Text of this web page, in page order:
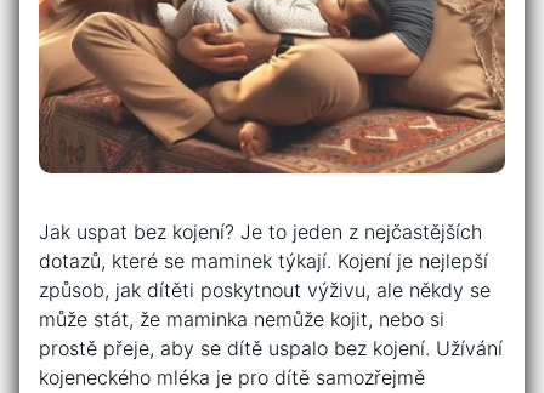
Jak uspat bez kojení? Je to jeden z nejčastějších
dotazů, které se maminek týkají. Kojení je nejlepší
způsob, jak dítěti poskytnout výživu, ale někdy se
může stát, že maminka nemůže kojit, nebo si
prostě přeje, aby se dítě uspalo bez kojení. Užívání
kojeneckého mléka je pro dítě samozřejmě